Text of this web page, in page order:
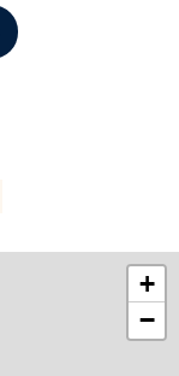
+
−